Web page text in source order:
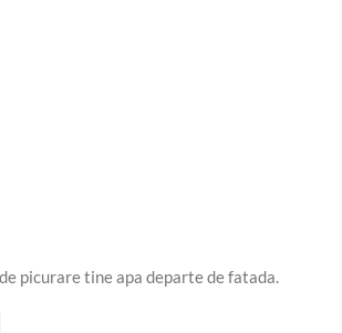
picurare tine apa departe de fatada.